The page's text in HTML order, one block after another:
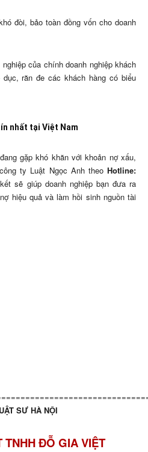
đòi, bảo toàn đồng vốn cho doanh
của chính doanh nghiệp khách
răn đe các khách hàng có biểu
nhất tại Việt Nam
gặp khó khăn với khoản nợ xấu,
ty Luật Ngọc Anh theo Hotline:
sẽ giúp doanh nghiệp bạn đưa ra
hiệu quả và làm hồi sinh nguồn tài
SƯ HÀ NỘI
TNHH ĐỖ GIA VIỆT